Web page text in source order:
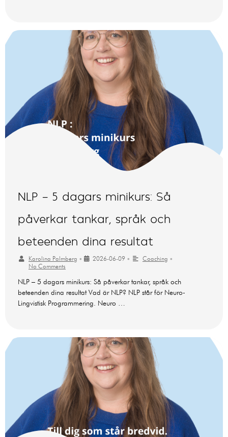
NLP – 5 dagars minikurs: Så
påverkar tankar, språk och
beteenden dina resultat
Karolina Palmberg • 2026-06-09 • Coaching •
No Comments
NLP – 5 dagars minikurs: Så påverkar tankar, språk och
beteenden dina resultat Vad är NLP? NLP står för Neuro-
Lingvistisk Programmering. Neuro …